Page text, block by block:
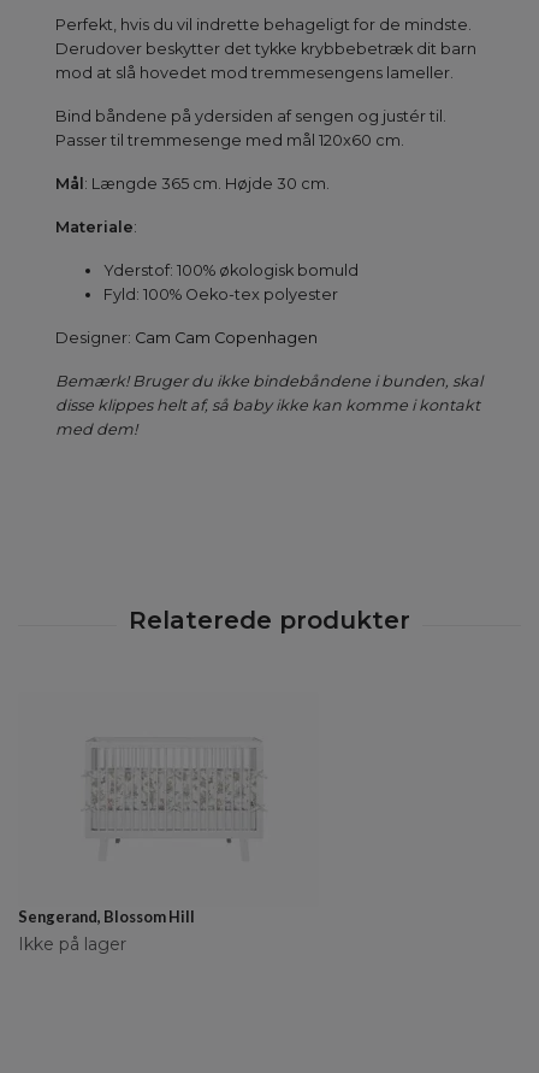
Perfekt, hvis du vil indrette behageligt for de mindste.
Derudover beskytter det tykke krybbebetræk dit barn
mod at slå hovedet mod tremmesengens lameller.
Bind båndene på ydersiden af sengen og justér til.
Passer til tremmesenge med mål 120x60 cm.
Mål : Længde 365 cm. Højde 30 cm.
Materiale:
Yderstof: 100% økologisk bomuld
Fyld: 100% Oeko-tex polyester
Designer: Cam Cam Copenhagen
Bemærk! Bruger du ikke bindebåndene i bunden, skal
disse klippes helt af, så baby ikke kan komme i kontakt
med dem!
Sengerand, Blossom Hill
Ikke på lager